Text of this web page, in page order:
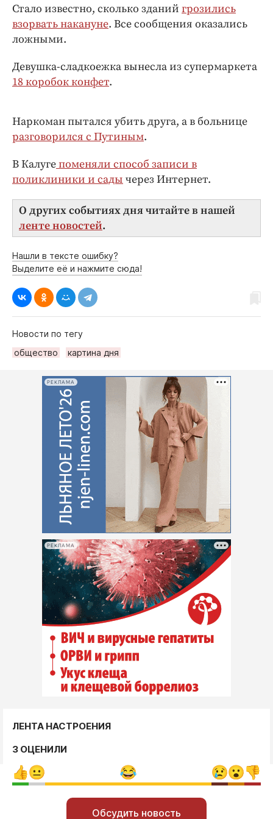
Клиника года
Бренд года
Стало известно, сколько зданий грозились
взорвать накануне. Все сообщения оказались
ложными.
Девушка-сладкоежка вынесла из супермаркета
18 коробок конфет.
Наркоман пытался убить друга, а в больнице
разговорился с Путиным.
В Калугепоменяли способ записи в
поликлиники и сады через Интернет.
О других событиях дня читайте в нашей
ленте новостей.
Нашли в тексте ошибку?
Выделите её и нажмите сюда!
Новости по тегу
общество
картина дня
РЕКЛАМА
РЕКЛАМА
ЛЕНТА НАСТРОЕНИЯ
3 ОЦЕНИЛИ
Обсудить новость